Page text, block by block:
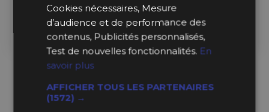
569,99 €
Ajouter au Panier
569,99 €
Ajouter au Panier
Cookies nécessaires, Mesure
d’audience et de performance des
contenus, Publicités personnalisés,
Test de nouvelles fonctionnalités. En
savoir plus
AFFICHER TOUS LES PARTENAIRES
(1572) →